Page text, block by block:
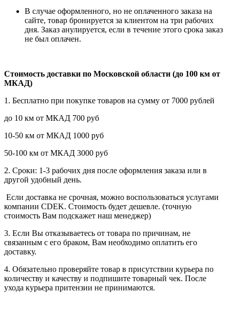
В случае оформленного, но не оплаченного заказа на
сайте, товар бронируется за клиентом на три рабочих
дня. Заказ анулируется, если в течение этого срока заказ
не был оплачен.
Стоимость доставки по Московской области (до 100 км от
МКАД)
1. Бесплатно при покупке товаров на сумму от 7000 рублей
до 10 км от МКАД 700 руб
10-50 км от МКАД 1000 руб
50-100 км от МКАД 3000 руб
2. Сроки: 1-3 рабочих дня после оформления заказа или в
другой удобный день.
Если доставка не срочная, можно воспользоваться услугами
компании СDEK. Стоимость будет дешевле. (точную
стоимость Вам подскажет наш менеджер)
3. Если Вы отказываетесь от товара по причинам, не
связанным с его браком, Вам необходимо оплатить его
доставку.
4. Обязательно проверяйте товар в присутствии курьера по
количеству и качеству и подпишите товарный чек. После
ухода курьера притензии не принимаются.